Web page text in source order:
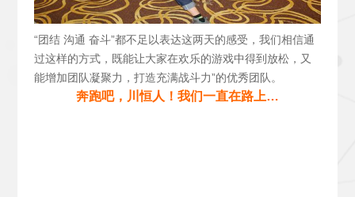
“团结 沟通 奋斗”都不足以表达这两天的感受，我们相信通
过这样的方式，既能让大家在欢乐的游戏中得到放松，又
能增加团队凝聚力，打造充满战斗力”的优秀团队。
奔跑吧，川恒人！我们一直在路上…